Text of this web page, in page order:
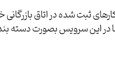
ثبت شده در اتاق بازرگانی
در این سرویس بصورت دسته